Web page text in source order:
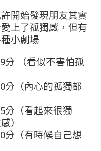
開始發現朋友其實
上了孤獨感，但有
小劇場
分 （看似不害怕孤
分（內心的孤獨都
分（看起來很獨
）
分（有時候自己想